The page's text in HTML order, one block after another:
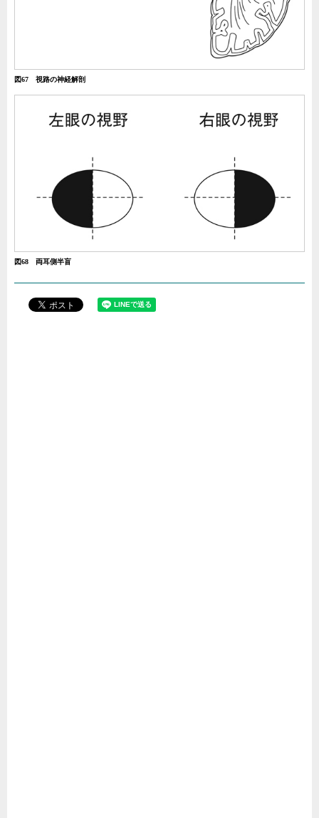
図67 視路の神経解剖
図68 両耳側半盲